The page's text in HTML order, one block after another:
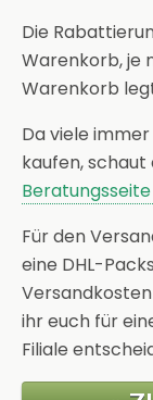
Die
Warenkorb, je
Warenkorb
Da viele
kaufen,
Für den
eine DHL-
ihr euch für
Filiale